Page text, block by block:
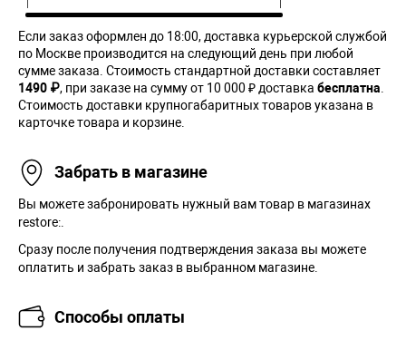
Если заказ оформлен до 18:00, доставка курьерской службой
по Москве производится на следующий день при любой
сумме заказа. Cтоимость стандартной доставки составляет
1490 ₽, при заказе на сумму от 10 000 ₽ доставка бесплатна
Стоимость доставки крупногабаритных товаров указана в
карточке товара и корзине.
Забрать в магазине
Вы можете забронировать нужный вам товар в магазинах
restore:.
Сразу после получения подтверждения заказа вы можете
оплатить и забрать заказ в выбранном магазине.
Способы оплаты